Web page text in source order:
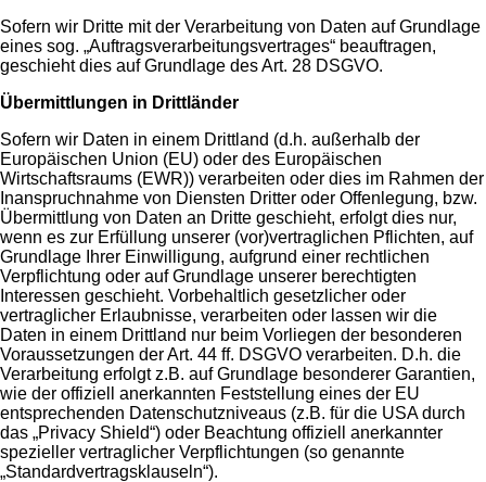
Sofern wir Dritte mit der Verarbeitung von Daten auf Grundlage
eines sog. „Auftragsverarbeitungsvertrages“ beauftragen,
geschieht dies auf Grundlage des Art. 28 DSGVO.
Übermittlungen in Drittländer
Sofern wir Daten in einem Drittland (d.h. außerhalb der
Europäischen Union (EU) oder des Europäischen
Wirtschaftsraums (EWR)) verarbeiten oder dies im Rahmen der
Inanspruchnahme von Diensten Dritter oder Offenlegung, bzw.
Übermittlung von Daten an Dritte geschieht, erfolgt dies nur,
wenn es zur Erfüllung unserer (vor)vertraglichen Pflichten, auf
Grundlage Ihrer Einwilligung, aufgrund einer rechtlichen
Verpflichtung oder auf Grundlage unserer berechtigten
Interessen geschieht. Vorbehaltlich gesetzlicher oder
vertraglicher Erlaubnisse, verarbeiten oder lassen wir die
Daten in einem Drittland nur beim Vorliegen der besonderen
Voraussetzungen der Art. 44 ff. DSGVO verarbeiten. D.h. die
Verarbeitung erfolgt z.B. auf Grundlage besonderer Garantien,
wie der offiziell anerkannten Feststellung eines der EU
entsprechenden Datenschutzniveaus (z.B. für die USA durch
das „Privacy Shield“) oder Beachtung offiziell anerkannter
spezieller vertraglicher Verpflichtungen (so genannte
„Standardvertragsklauseln“).